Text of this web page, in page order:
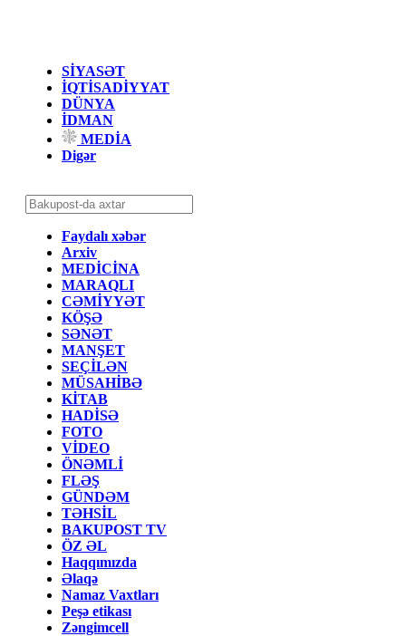
SİYASƏT
İQTİSADİYYAT
DÜNYA
İDMAN
MEDİA
Digər
Faydalı xəbər
Arxiv
MEDİCİNA
MARAQLI
CƏMİYYƏT
KÖŞƏ
SƏNƏT
MANŞET
SEÇİLƏN
MÜSAHİBƏ
KİTAB
HADİSƏ
FOTO
VİDEO
ÖNƏMLİ
FLƏŞ
GÜNDƏM
TƏHSİL
BAKUPOST TV
ÖZ ƏL
Haqqımızda
Əlaqə
Namaz Vaxtları
Peşə etikası
Zəngimcell